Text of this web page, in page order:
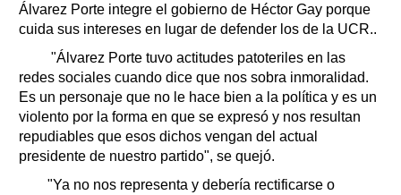
Álvarez Porte integre el gobierno de Héctor Gay porque
cuida sus intereses en lugar de defender los de la UCR..
"Álvarez Porte tuvo actitudes patoteriles en las
redes sociales cuando dice que nos sobra inmoralidad.
Es un personaje que no le hace bien a la política y es un
violento por la forma en que se expresó y nos resultan
repudiables que esos dichos vengan del actual
presidente de nuestro partido", se quejó.
"Ya no nos representa y debería rectificarse o